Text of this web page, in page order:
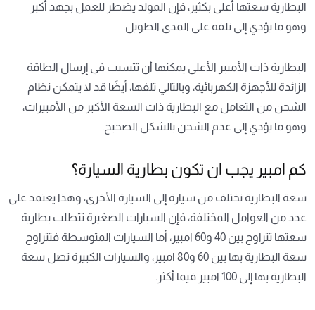
البطارية سعتها أعلى بكثير، فإن المولد يضطر للعمل بجهد أكبر
وهو ما يؤدي إلى تلفه على المدى الطويل.
البطارية ذات الأمبير الأعلى يمكنها أن تتسبب في إرسال الطاقة
الزائدة للأجهزة الكهربائية، وبالتالي تلفها، أيضًا قد لا يتمكن نظام
الشحن من التعامل مع البطارية ذات السعة الأكبر من الأمبيرات،
وهو ما يؤدي إلى عدم الشحن بالشكل الصحيح.
كم امبير يجب ان تكون بطارية السيارة؟
سعة البطارية تختلف من سيارة إلى السيارة الأخرى، وهذا يعتمد على
عدد من العوامل المختلفة، فإن السيارات الصغيرة تتطلب بطارية
سعتها تتراوح بين 40 و60 امبير، أما السيارات المتوسطة فتتراوح
سعة البطارية بها بين 60 و80 امبير، والسيارات الكبيرة تصل سعة
البطارية بها إلى 100 امبير فيما أكثر.